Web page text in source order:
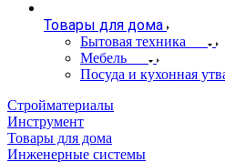
Товары для дома
Бытовая техника
Мебель
Посуда и кухонная
Стройматериалы
Инструмент
Товары для дома
Инженерные системы